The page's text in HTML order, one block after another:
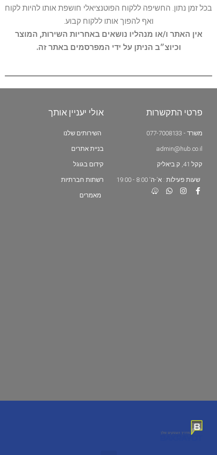
בכל זמן נתון. החשיפה ללקוח הפוטנציאלי חושפת אותו להיות לקוח
ואף להפוך אותו ללקוח קבוע.
אין האתר ו/או מנהליו נושאים באחריות השירות, המוצר
וכיוצ״ב הניתן על ידי המפרסמים באתר זה.
פרטי התקשרות
משרד - 077-7008133
admin@hub.co.il
קקל 41, ק.ביאליק
שעות פעילות : א'-ה' 8:00 - 19:00
אולי יעניין אותך
השירותים שלנו
בניית אתרים
קידום בגוגל
רשתות חברתיות
מאמרים